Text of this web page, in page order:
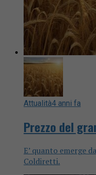
Attualità4 anni fa
Prezzo del
E’ quanto emerge
Coldiretti.